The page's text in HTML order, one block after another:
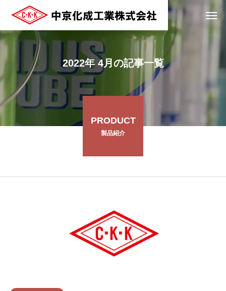
2022年 4月の記事一覧
PRODUCT
製品紹介